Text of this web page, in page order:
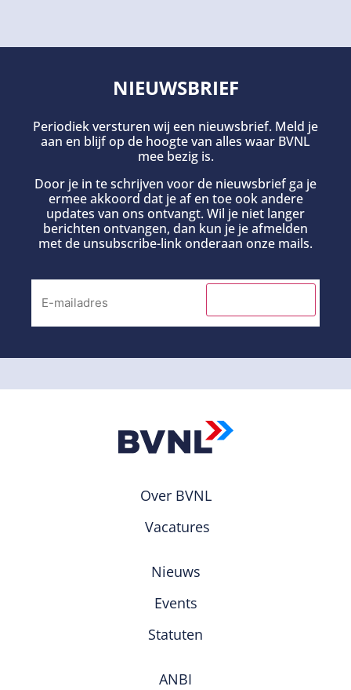
NIEUWSBRIEF
Periodiek versturen wij een nieuwsbrief. Meld je
aan en blijf op de hoogte van alles waar BVNL
mee bezig is.
Door je in te schrijven voor de nieuwsbrief ga je
ermee akkoord dat je af en toe ook andere
updates van ons ontvangt. Wil je niet langer
berichten ontvangen, dan kun je je afmelden
met de unsubscribe-link onderaan onze mails.
Over BVNL
Vacatures
Nieuws
Events
Statuten
ANBI